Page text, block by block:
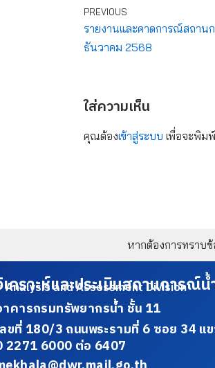
PREVIOUS
รายงานและคาดการณ์สถาน
ธันวาคม 2568
ใส่ความเห็น
คุณต้องเข้าสู่ระบบ เพื่อจะพิม
หากต้องการทราบ
คราะห์และประเมินสถานการณ์
Analysis and Assessment Division
คารกรมทรัพยากรน้ำ ชั้น 11
ขที่ 180/3 ถนนพระรามที่ 6 ซอย 34
2271 6000 ต่อ 6407